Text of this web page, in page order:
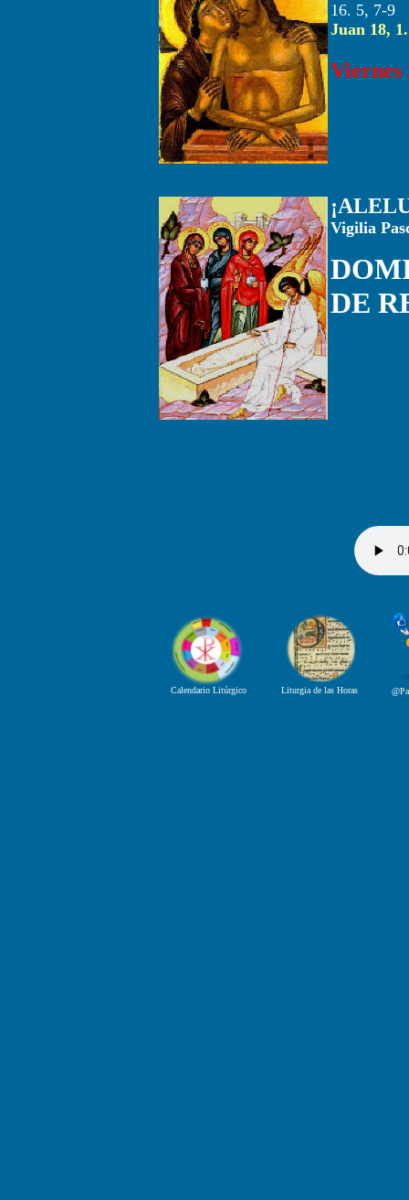
16. 5, 7-9
Juan 18,
Viernes
Vigilia
DE
Calendario Litúrgico Liturgia de las Horas